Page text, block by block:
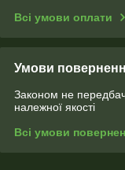
Всі умови оплати
Умови
Законом не
належної якості
Всі умови